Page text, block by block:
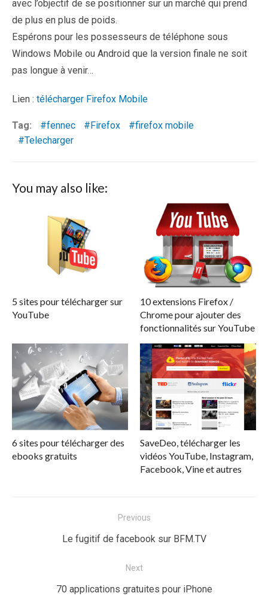
avec l’objectif de se positionner sur un marché qui prend
de plus en plus de poids.
Espérons pour les possesseurs de téléphone sous
Windows Mobile ou Android que la version finale ne soit
pas longue à venir…
Lien : télécharger Firefox Mobile
Tag: fennec Firefox
firefox mobile
Telecharger
You may also like:
5 sites pour télécharger sur
YouTube
10 extensions Firefox /
Chrome pour ajouter des
fonctionnalités sur YouTube
6 sites pour télécharger des
ebooks gratuits
SaveDeo, télécharger les
vidéos YouTube, Instagram,
Facebook, Vine et autres
Previous
Previous
Le fugitif de facebook sur BFM.TV
Next
Next
70 applications gratuites pour iPhone